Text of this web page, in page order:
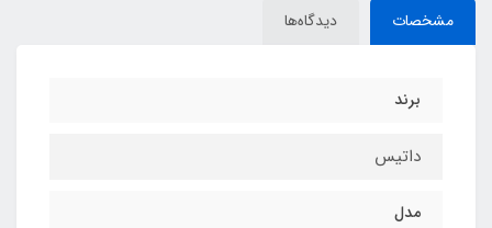
مشخصات دیدگاه‌ها
برند
داتیس
مدل